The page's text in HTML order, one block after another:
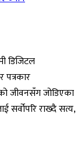
डिजिटल
पत्रकार
जीवनसँग जोडिएका
सर्वोपरि राख्दै सत्य,